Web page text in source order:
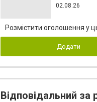
02.08.26
Розмістити оголошення у
Додати
Відповідальний за